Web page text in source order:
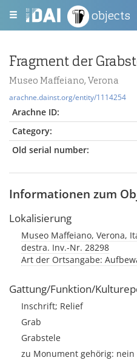
objects
Fragment der
Museo Maffeiano, Verona
arachne.dainst.org/entity/1114254
Arachne ID:
Category:
Old serial number:
Informationen zum
Lokalisierung
Museo Maffeiano, Verona,
destra. Inv.-Nr. 28298
Art der Ortsangabe:
Gattung/Funktion/
Inschrift; Relief
Grab
Grabstele
zu Monument gehörig: nein